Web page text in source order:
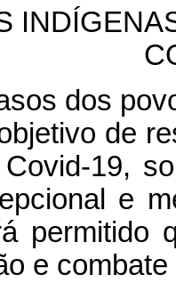
dos
de
19,
e
permitido
e